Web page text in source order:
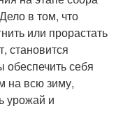
в том, что
или прорастать
становится
себя
на всю зиму,
урожай и